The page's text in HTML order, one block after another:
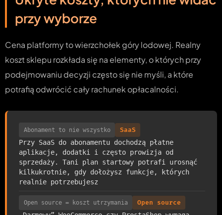
przy wyborze
Cena platformy to wierzchołek góry lodowej. Realny
koszt sklepu rozkłada się na elementy, o których przy
podejmowaniu decyzji często się nie myśli, a które
potrafią odwrócić cały rachunek opłacalności.
Abonament to nie wszystko
Przy SaaS do abonamentu dochodzą płatne
aplikacje, dodatki i często prowizja od
sprzedaży. Tani plan startowy potrafi urosnąć
kilkukrotnie, gdy dołożysz funkcje, których
realnie potrzebujesz
SaaS
Open source = koszt utrzymania Open source